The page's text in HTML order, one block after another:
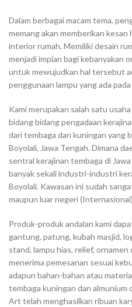
Dalam berbagai macam tema,
memang akan memberikan
interior rumah. Memiliki desain
menjadi impian bagi kebanyakan
untuk mewujudkan hal tersebut
penggunaan lampu yang ada
Kami merupakan salah satu
bidang bidang pengadaan
dari tembaga dan kuningan yang
Boyolali, Jawa Tengah. Dimana
sentral kerajinan tembaga di
banyak sekali industri-industri
Boyolali. Kawasan ini sudah
maupun luar negeri
Produk-produk andalan kami
gantung, patung, kubah masjid,
stand, lampu hias, relief, ornamen
menerima pemesanan sesuai
adapun bahan-bahan atau
tembaga kuningan dan almunium
Art telah menghasilkan ribuan